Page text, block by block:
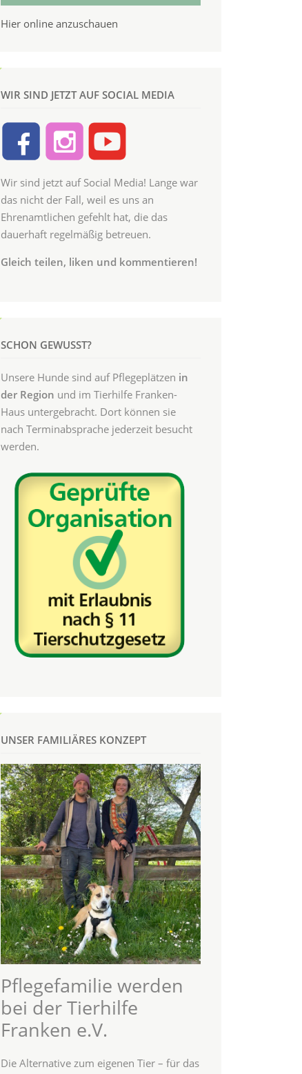
Hier online anzuschauen
WIR SIND JETZT AUF SOCIAL MEDIA
Wir sind jetzt auf Social Media! Lange war
das nicht der Fall, weil es uns an
Ehrenamtlichen gefehlt hat, die das
dauerhaft regelmäßig betreuen.
Gleich teilen, liken und kommentieren!
SCHON GEWUSST?
Unsere Hunde sind auf Pflegeplätzen in
der Region und im Tierhilfe Franken-
Haus untergebracht. Dort können sie
nach Terminabsprache jederzeit besucht
werden.
UNSER FAMILIÄRES KONZEPT
Pflegefamilie werden
bei der Tierhilfe
Franken e.V.
Die Alternative zum eigenen Tier – für das